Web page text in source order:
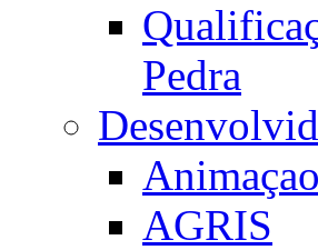
Pedra
AGRIS